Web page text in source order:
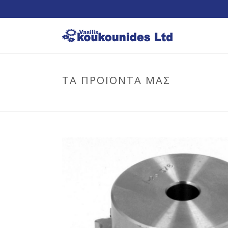
ΤΑ ΠΡΟΪΟΝΤΑ ΜΑΣ